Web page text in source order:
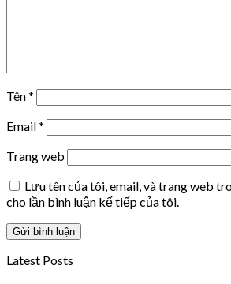
Tên*
Email*
Trang web
Lưu tên của tôi, email, và trang web
cho lần bình luận kế tiếp của tôi.
Latest Posts